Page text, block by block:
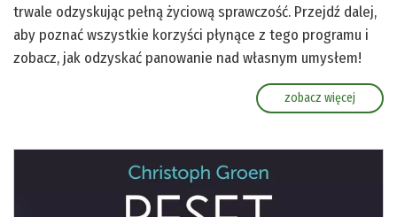
trwale odzyskując pełną życiową sprawczość. Przejdź dalej,
aby poznać wszystkie korzyści płynące z tego programu i
zobacz, jak odzyskać panowanie nad własnym umysłem!
zobacz więcej